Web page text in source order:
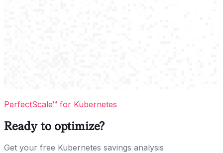
PerfectScale™ for Kubernetes
Ready to optimize?
Get your free Kubernetes savings analysis